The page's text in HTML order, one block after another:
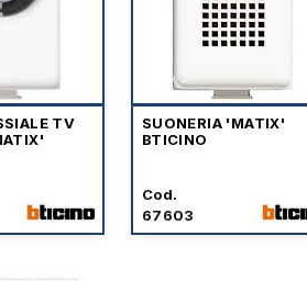
TV
SUONERIA 'MATIX'
BTICINO
Cod.
67603